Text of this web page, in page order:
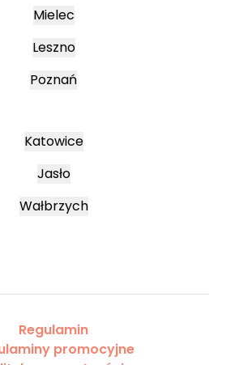
Mielec
Leszno
Poznań
Katowice
Jasło
Wałbrzych
Regulamin
promocyjne